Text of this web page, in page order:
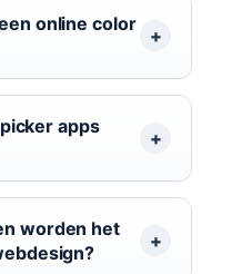
online color
apps
worden het